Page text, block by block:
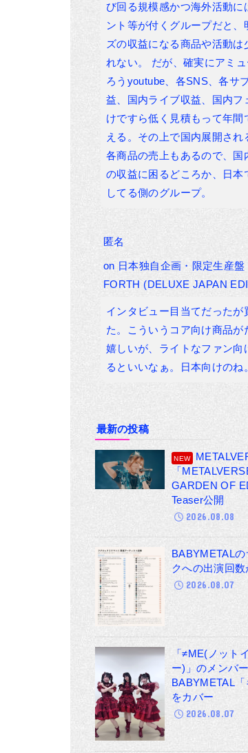
び回る規模感かつ海外活動に
ント等が付くグループだと、
ズの収益になる商品や活動は
れない。 だが、確実にアミ
ろうyoutube、各SNS、各サ
益、国内ライブ収益、国内フ
けですら低く見積もって年間
える。その上で国内展開され
各商品の売上もあるので、国
の収益に困るどころか、日本
してる側のグループ。
匿名
on 日本独自企画・限定生産盤
FORTH (DELUXE JAPAN
インタビュー目当てだったが
た。こういうコア向け商品が
嬉しいが、ライトなファン向
るといいなぁ。日本向けのね
最新の投稿
「
GARDEN OF
Teaser公開
2026.08.08
BABYMETAL
クへの出演回
2026.08.07
「≠ME(ノット
ー)」のメンバ
BABYMETAL「
をカバー
2026.08.07